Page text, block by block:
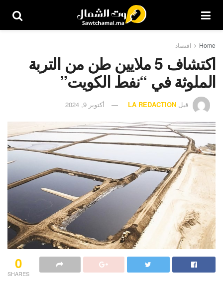
Home اقتصاد
اكتشاف 5 ملايين طن من التربة
الملوثة في “نفط الكويت”
قبل LA REDACTION أكتوبر 9, 2024
0
SHARES